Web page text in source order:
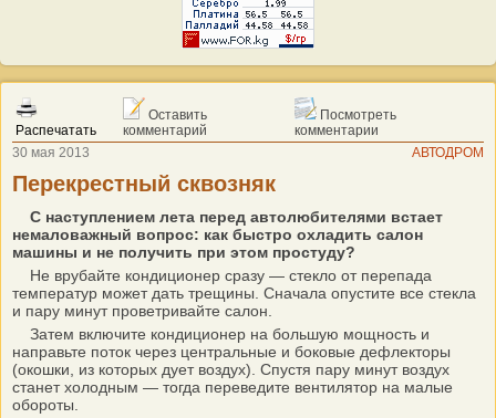
Распечатать
Оставить
комментарий
Посмотреть
комментарии
30 мая 2013
АВТОДРОМ
Перекрестный сквозняк
С наступлением лета перед автолюбителями встает
немаловажный вопрос: как быстро охладить салон
машины и не получить при этом простуду?
Не врубайте кондиционер сразу — стекло от перепада
температур может дать трещины. Сначала опустите все стекла
и пару минут проветривайте салон.
Затем включите кондиционер на большую мощность и
направьте поток через центральные и боковые дефлекторы
(окошки, из которых дует воздух). Спустя пару минут воздух
станет холодным — тогда переведите вентилятор на малые
обороты.